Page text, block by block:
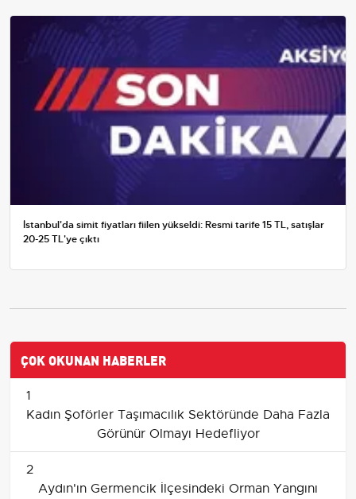
İstanbul'da simit fiyatları fiilen yükseldi: Resmi tarife 15 TL, satışlar
20-25 TL'ye çıktı
ÇOK OKUNAN HABERLER
1
Kadın Şoförler Taşımacılık Sektöründe Daha Fazla
Görünür Olmayı Hedefliyor
2
Aydın'ın Germencik İlçesindeki Orman Yangını